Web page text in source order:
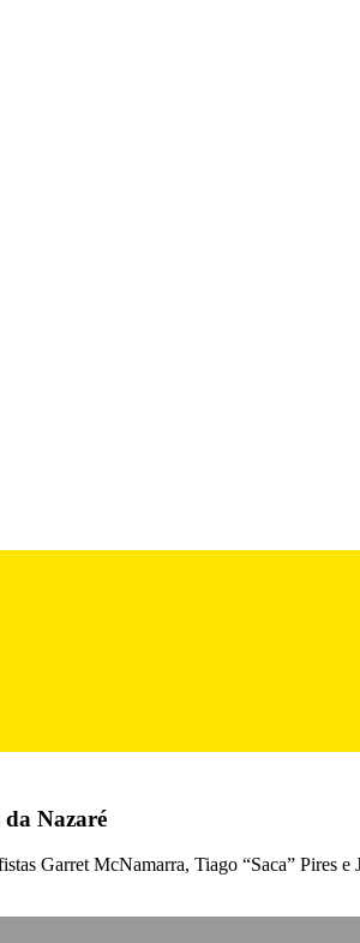
Nazaré
Garret McNamarra, Tiago “Saca” Pires